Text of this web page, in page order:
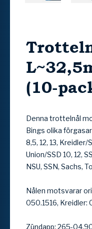
(10-
Denna trottelnål
Bings olika
8,5, 12, 13, Kreidler/
Union/SSD 10, 12,
NSU, SSN, Sachs,
Nålen motsvarar
050.1516, Kreidler:
Zündapp: 265-